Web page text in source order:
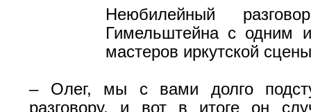
Неюбилейный
Гимельштейна с одним
мастеров иркутской
– Олег, мы с вами долго
разговору, и вот в итоге он